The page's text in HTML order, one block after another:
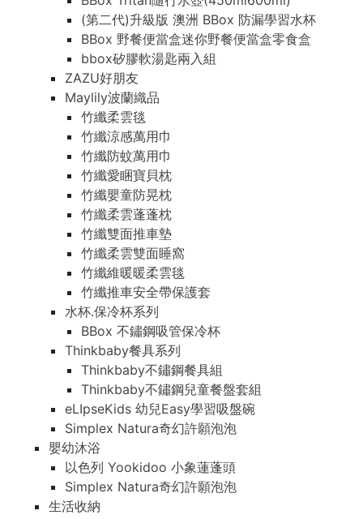
(第二代)升級版 澳洲 BBox 防漏學習水杯
BBox 野餐便當盒迷你野餐便當盒零食盒
bbox矽膠軟湯匙兩入組
ZAZU好朋友
Maylily波蘭織品
竹纖柔雲毯
竹纖涼感萬用巾
竹纖防蚊萬用巾
竹纖愛睏寶貝枕
竹纖嬰童防晃枕
竹纖柔雲蓬蓬枕
竹纖雙面推車墊
竹纖柔雲雙面睡窩
竹纖維暖暖柔雲毯
竹纖推車安全帶保護套
水杯.保冷杯系列
BBox 不鏽鋼吸管保冷杯
Thinkbaby餐具系列
Thinkbaby不鏽鋼餐具組
Thinkbaby不鏽鋼兒童餐盤套組
eLIpseKids 幼兒Easy學習吸盤碗
Simplex Natura奇幻許願泡泡
嬰幼沐浴
以色列 Yookidoo 小象蓮蓬頭
Simplex Natura奇幻許願泡泡
生活收納